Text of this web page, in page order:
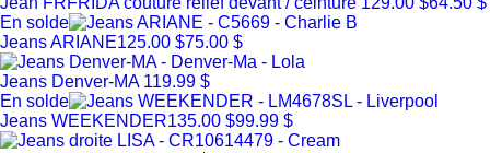
En solde
Jeans ARIANE125.00 $75.00 $
Jeans Denver-MA 119.99 $
En solde
Jeans WEEKENDER135.00 $99.99 $